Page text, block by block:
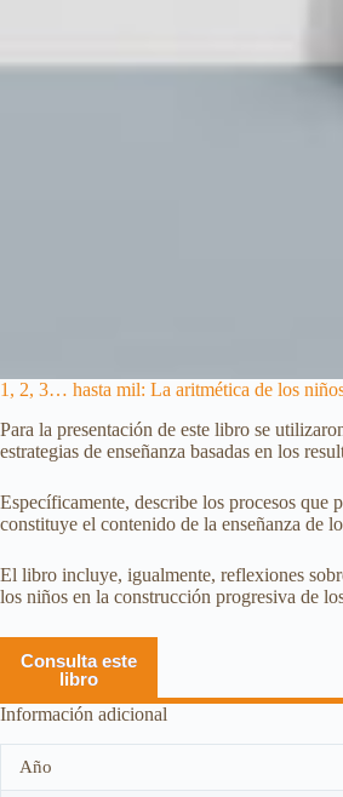
1, 2, 3… hasta mil: La aritmética de los
Para la presentación de este libro se
estrategias de enseñanza basadas en los
Específicamente, describe los procesos que
constituye el contenido de la enseñanza de
El libro incluye, igualmente, reflexiones
los niños en la construcción progresiva de
Consulta este
libro
Información adicional
Año